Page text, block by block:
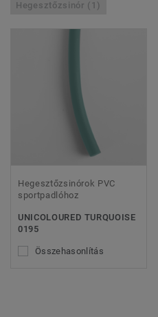
Hegesztőzsinór (1)
Hegesztőzsinórok PVC
sportpadlóhoz
UNICOLOURED TURQUOISE
0195
Összehasonlítás